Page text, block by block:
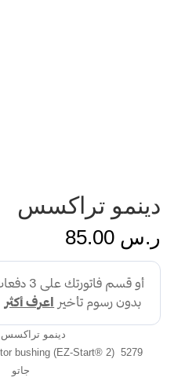
دينمو تراكسس
ر.س
دينمو تراكسس
bushing (EZ-Start® 2) 5279
جاتو